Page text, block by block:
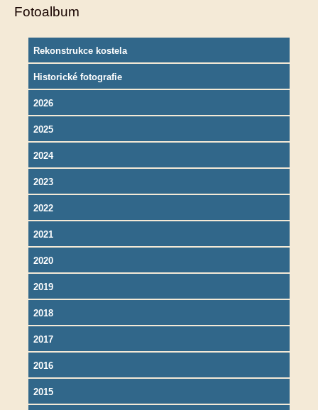
Fotoalbum
Rekonstrukce kostela
Historické fotografie
2026
2025
2024
2023
2022
2021
2020
2019
2018
2017
2016
2015